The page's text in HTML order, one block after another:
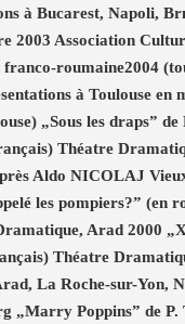
à Bucarest, Napoli,
2003 Association
roumaine2004
à Toulouse en
„Sous les draps”
Théatre
Aldo NICOLAJ
les pompiers?” (en
Arad 2000
Théatre
La Roche-sur-Yon,
„Marry Poppins” de